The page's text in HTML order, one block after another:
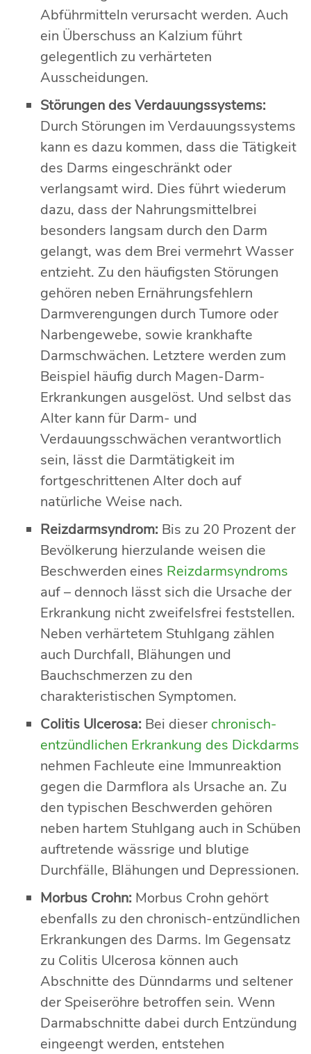
Abführmitteln verursacht werden. Auch
ein Überschuss an Kalzium führt
gelegentlich zu verhärteten
Ausscheidungen.
Störungen des Verdauungssystems:
Durch Störungen im Verdauungssystems
kann es dazu kommen, dass die Tätigkeit
des Darms eingeschränkt oder
verlangsamt wird. Dies führt wiederum
dazu, dass der Nahrungsmittelbrei
besonders langsam durch den Darm
gelangt, was dem Brei vermehrt Wasser
entzieht. Zu den häufigsten Störungen
gehören neben Ernährungsfehlern
Darmverengungen durch Tumore oder
Narbengewebe, sowie krankhafte
Darmschwächen. Letztere werden zum
Beispiel häufig durch Magen-Darm-
Erkrankungen ausgelöst. Und selbst das
Alter kann für Darm- und
Verdauungsschwächen verantwortlich
sein, lässt die Darmtätigkeit im
fortgeschrittenen Alter doch auf
natürliche Weise nach.
Reizdarmsyndrom: Bis zu 20 Prozent der
Bevölkerung hierzulande weisen die
Beschwerden eines Reizdarmsyndroms
auf – dennoch lässt sich die Ursache der
Erkrankung nicht zweifelsfrei feststellen.
Neben verhärtetem Stuhlgang zählen
auch Durchfall, Blähungen und
Bauchschmerzen zu den
charakteristischen Symptomen.
Colitis Ulcerosa: Bei dieser chronisch-
entzündlichen Erkrankung des Dickdarms
nehmen Fachleute eine Immunreaktion
gegen die Darmflora als Ursache an. Zu
den typischen Beschwerden gehören
neben hartem Stuhlgang auch in Schüben
auftretende wässrige und blutige
Durchfälle, Blähungen und Depressionen.
Morbus Crohn: Morbus Crohn gehört
ebenfalls zu den chronisch-entzündlichen
Erkrankungen des Darms. Im Gegensatz
zu Colitis Ulcerosa können auch
Abschnitte des Dünndarms und seltener
der Speiseröhre betroffen sein. Wenn
Darmabschnitte dabei durch Entzündung
eingeengt werden, entstehen